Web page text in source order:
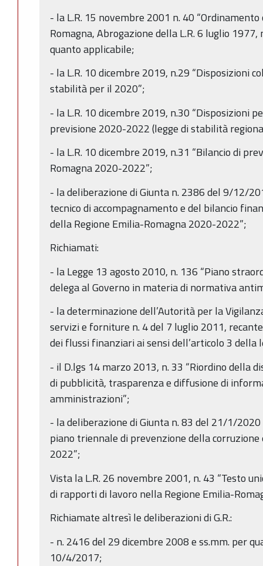
- la L.R. 15 novembre 2001 n. 40
Romagna, Abrogazione della L.R. 6 luglio
quanto applicabile;
- la L.R. 10 dicembre 2019, n.29 “Disposizioni
stabilità per il 2020”;
- la L.R. 10 dicembre 2019, n.30 “Disposizioni
previsione 2020-2022 (legge di stabilità
- la L.R. 10 dicembre 2019, n.31 “Bilancio di
Romagna 2020-2022”;
- la deliberazione di Giunta n. 2386 del 9/12/
tecnico di accompagnamento e del bilancio
della Regione Emilia-Romagna 2020-2022”;
Richiamati:
- la Legge 13 agosto 2010, n. 136 “Piano
delega al Governo in materia di normativa
- la determinazione dell’Autorità per la
servizi e forniture n. 4 del 7 luglio 2011,
dei flussi finanziari ai sensi dell’articolo 3 della
- il D.lgs 14 marzo 2013, n. 33 “Riordino della
di pubblicità, trasparenza e diffusione di
amministrazioni”;
- la deliberazione di Giunta n. 83 del 21/1/
piano triennale di prevenzione della
2022”;
Vista la L.R. 26 novembre 2001, n. 43 “Testo
di rapporti di lavoro nella Regione Emilia-
Richiamate altresì le deliberazioni di G.R.:
- n. 2416 del 29 dicembre 2008 e ss.mm. per
10/4/2017;